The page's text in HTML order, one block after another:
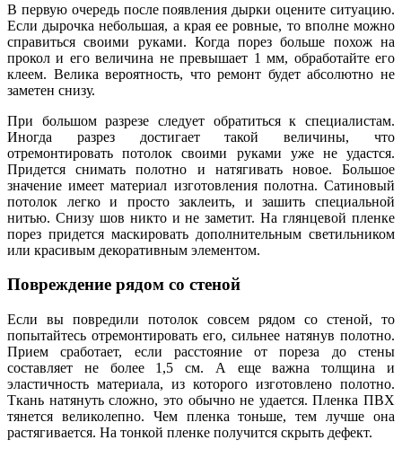
В первую очередь после появления дырки оцените ситуацию.
Если дырочка небольшая, а края ее ровные, то вполне можно
справиться своими руками. Когда порез больше похож на
прокол и его величина не превышает 1 мм, обработайте его
клеем. Велика вероятность, что ремонт будет абсолютно не
заметен снизу.
При большом разрезе следует обратиться к специалистам.
Иногда разрез достигает такой величины, что
отремонтировать потолок своими руками уже не удастся.
Придется снимать полотно и натягивать новое. Большое
значение имеет материал изготовления полотна. Сатиновый
потолок легко и просто заклеить, и зашить специальной
нитью. Снизу шов никто и не заметит. На глянцевой пленке
порез придется маскировать дополнительным светильником
или красивым декоративным элементом.
Повреждение рядом со стеной
Если вы повредили потолок совсем рядом со стеной, то
попытайтесь отремонтировать его, сильнее натянув полотно.
Прием сработает, если расстояние от пореза до стены
составляет не более 1,5 см. А еще важна толщина и
эластичность материала, из которого изготовлено полотно.
Ткань натянуть сложно, это обычно не удается. Пленка ПВХ
тянется великолепно. Чем пленка тоньше, тем лучше она
растягивается. На тонкой пленке получится скрыть дефект.